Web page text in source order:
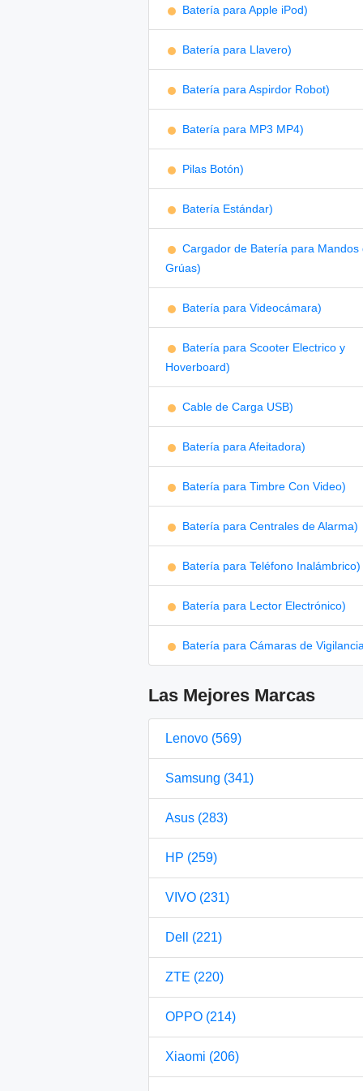
Batería para Apple iPod)
Batería para Llavero)
Batería para Aspirdor Robot)
Batería para MP3 MP4)
Pilas Botón)
Batería Estándar)
Cargador de Batería para Mandos
Grúas)
Batería para Videocámara)
Batería para Scooter Electrico y
Hoverboard)
Cable de Carga USB)
Batería para Afeitadora)
Batería para Timbre Con Video)
Batería para Centrales de Alarma)
Batería para Teléfono Inalámbrico)
Batería para Lector Electrónico)
Batería para Cámaras de
Las Mejores Marcas
Lenovo (569)
Samsung (341)
Asus (283)
HP (259)
VIVO (231)
Dell (221)
ZTE (220)
OPPO (214)
Xiaomi (206)